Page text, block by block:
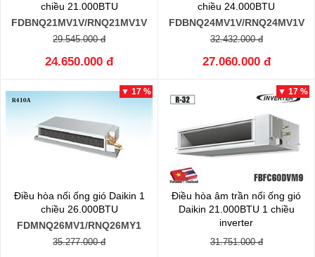
chiều 21.000BTU
FDBNQ21MV1V/RNQ21MV1V
29.545.000 đ
24.650.000 đ
chiều 24.000BTU
FDBNQ24MV1V/RNQ24MV1V
32.432.000 đ
27.060.000 đ
▼ 17 %
Điều hòa nối ống gió Daikin 1
chiều 26.000BTU
FDMNQ26MV1/RNQ26MY1
35.277.000 đ
▼ 17 %
Điều hòa âm trần nối ống gió
Daikin 21.000BTU 1 chiều
inverter
FBFC60DVM9/RZFC60EVM
31.751.000 đ